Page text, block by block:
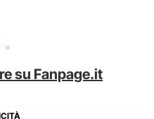
su Fanpage.it